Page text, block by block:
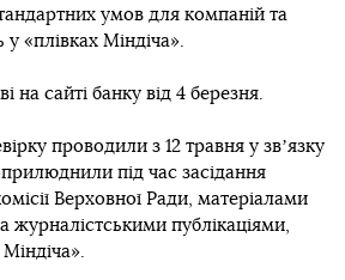
умов для компаній та
«плівках Міндіча».
на сайті банку від 4 березня.
проводили з 12 травня у звʼязку
під час засідання
Верховної Ради, матеріалами
журналістськими публікаціями,